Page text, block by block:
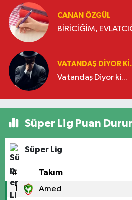
CANAN ÖZGÜL
BİRİCİĞİM,
VATANDAŞ DIYOR
Vatandaş Diyor ki...
Süper Lig Puan
Süper Lig
# Takım
1 Amed